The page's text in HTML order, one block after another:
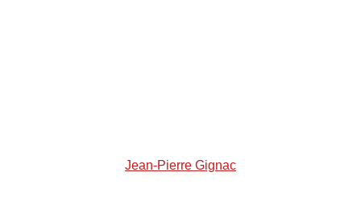
Jean-Pierre Gignac